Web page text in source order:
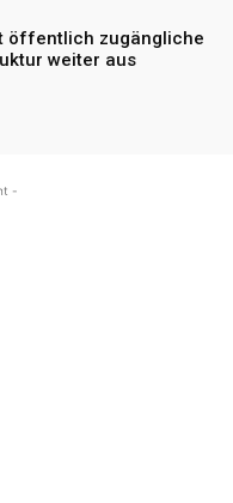
öffentlich zugängliche
weiter aus
-